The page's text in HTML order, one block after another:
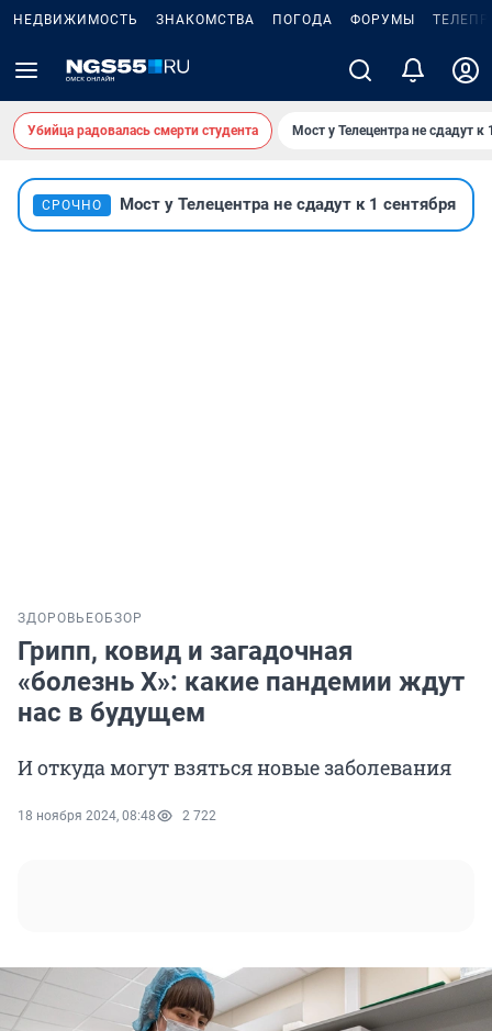
НЕДВИЖИМОСТЬ ЗНАКОМСТВА ПОГОДА ФОРУМЫ
Убийца радовалась смерти студента Мост у Телецентра не сдадут к
СРОЧНО Мост у Телецентра не сдадут к 1 сентября
ЗДОРОВЬЕОБЗОР
Грипп, ковид и загадочная
«болезнь X»: какие пандемии ждут
нас в будущем
И откуда могут взяться новые заболевания
18 ноября 2024, 08:48 2 722